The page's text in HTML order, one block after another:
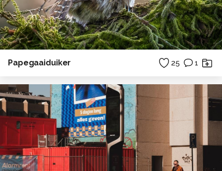
Papegaaiduiker 25 1